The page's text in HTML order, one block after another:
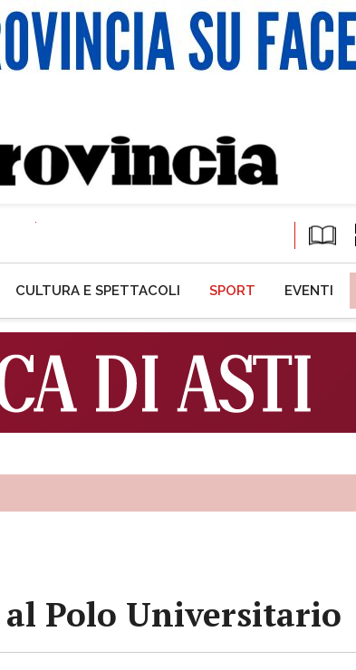
CULTURA E SPETTACOLI SPORT EVENTI
Polo Universitario